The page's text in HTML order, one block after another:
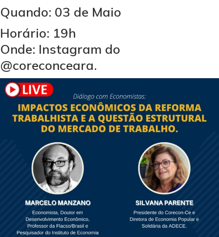
Quando: 03 de Maio
Horário: 19h
Onde: Instagram do
@coreconceara.